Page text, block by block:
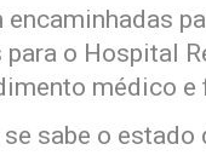
o Hospital
médico
sabe o estado